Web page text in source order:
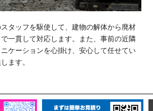
タッフを駆使して、建物の解体から廃材
一貫して対応します。また、事前の近隣
ケーションを心掛け、安心して任せてい
ます。